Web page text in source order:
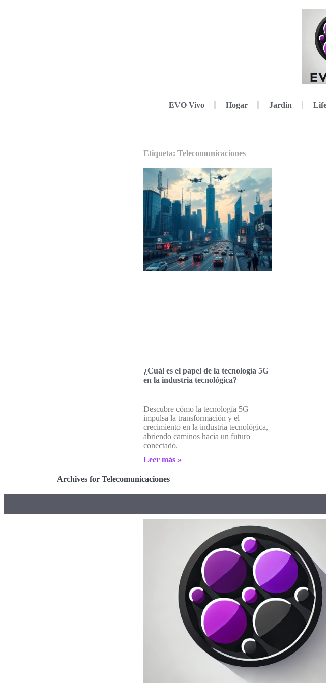
EVO Vivo Hogar Jardin
Etiqueta: Telecomunicaciones
¿Cuál es el papel de la tecnología 5G
en la industria tecnológica?
Descubre cómo la tecnología 5G
impulsa la transformación y el
crecimiento en la industria tecnológica,
abriendo caminos hacia un futuro
conectado.
Leer más »
Archives for Telecomunicaciones